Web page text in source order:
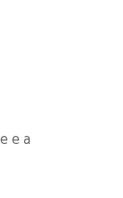
e a